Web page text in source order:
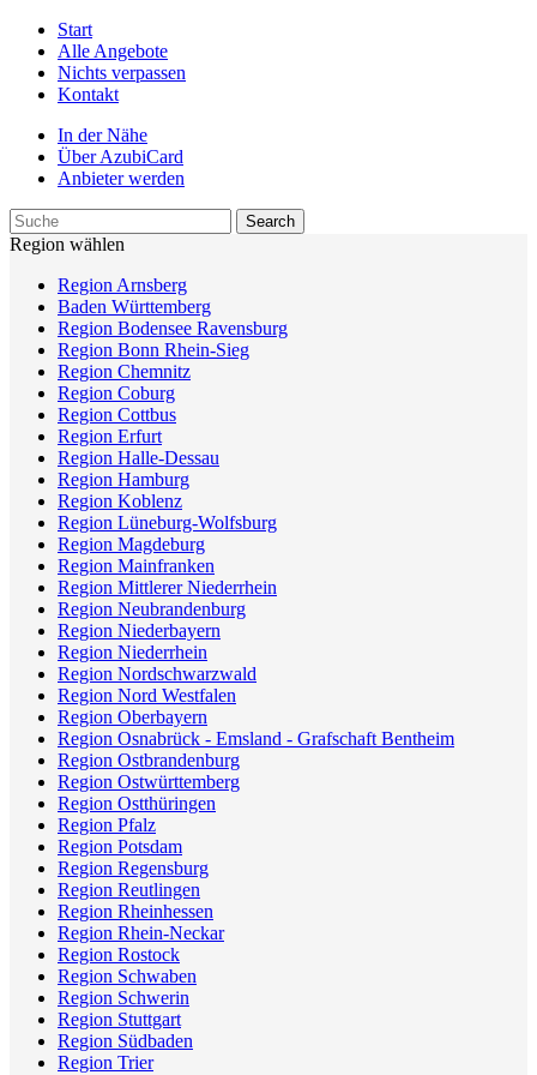
Start
Alle Angebote
Nichts verpassen
Kontakt
In der Nähe
Über AzubiCard
Anbieter werden
Region wählen
Region Arnsberg
Baden Württemberg
Region Bodensee Ravensburg
Region Bonn Rhein-Sieg
Region Chemnitz
Region Coburg
Region Cottbus
Region Erfurt
Region Halle-Dessau
Region Hamburg
Region Koblenz
Region Lüneburg-Wolfsburg
Region Magdeburg
Region Mainfranken
Region Mittlerer Niederrhein
Region Neubrandenburg
Region Niederbayern
Region Niederrhein
Region Nordschwarzwald
Region Nord Westfalen
Region Oberbayern
Region Osnabrück - Emsland - Grafschaft Bentheim
Region Ostbrandenburg
Region Ostwürttemberg
Region Ostthüringen
Region Pfalz
Region Potsdam
Region Regensburg
Region Reutlingen
Region Rheinhessen
Region Rhein-Neckar
Region Rostock
Region Schwaben
Region Schwerin
Region Stuttgart
Region Südbaden
Region Trier